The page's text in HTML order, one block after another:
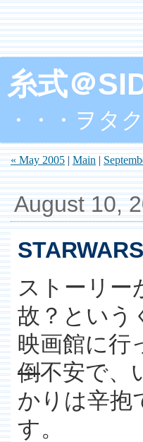
糸式＠
・・・ヲタ
« May 2005 | Main |
August 10,
ストーリー
故？という
映画館に行
倒不安で、
かりは辛抱
す。